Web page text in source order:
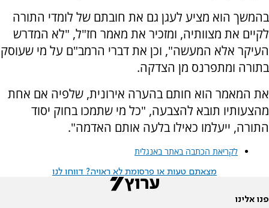
בהמשך הוא מציע לעגן גם את חובתם של לומדי התורה
לקיים את מצוותיה, ומזכיר את מאמר חז"ל, "לא המדרש
העיקר אלא המעשה", וכן את דברי הרמב"ם על מי שעוסק
בתורה ומתפרנס מן הצדקה.
את המאמר הוא חותם בהערה אירונית, שלפיה אם אחת
מהצעותיו תובא להצבעה, "כל מי שתמכו בחוק יסוד
התורה, ייעלמו כאילו בלעה אותם האדמה".
לקריאת הכתבה באתר באנגלית
מצאתם טעות או פרסומת לא ראויה? דווחו לנו
פנו אלינו